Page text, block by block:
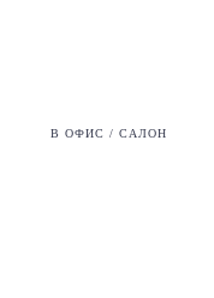
В ОФИС / САЛОН